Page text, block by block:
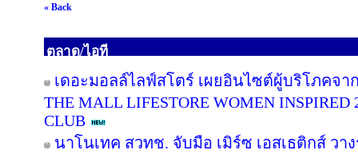
« Back
ตลาด/ไอที
เดอะมอลล์ไลฟ์สโตร์ เผยอินไซต์ผู้บริโภคจา
THE MALL LIFESTORE WOMEN INSPIRED
CLUB
นาโนเทค สวทช. จับมือ เมิร์ซ เอสเธติกส์ วา